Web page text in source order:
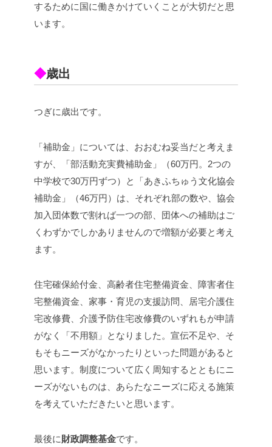
するために国に働きかけていくことが大切だと思
います。
◆歳出
つぎに歳出です。
「補助金」については、おおむね妥当だと考えま
すが、「部活動充実費補助金」（60万円。2つの
中学校で30万円ずつ）と「あきふちゅう文化協会
補助金」（46万円）は、それぞれ部の数や、協会
加入団体数で割れば一つの部、団体への補助はご
くわずかでしかありませんので増額が必要と考え
ます。
住宅確保給付金、高齢者住宅整備資金、障害者住
宅整備資金、家事・育児の支援訪問、居宅介護住
宅改修費、介護予防住宅改修費のいずれもが申請
がなく「不用額」となりました。宣伝不足や、そ
もそもニーズがなかったりといった問題があると
思います。制度について広く周知するとともにニ
ーズがないものは、あらたなニーズに応える施策
を考えていただきたいと思います。
最後に財政調整基金です。